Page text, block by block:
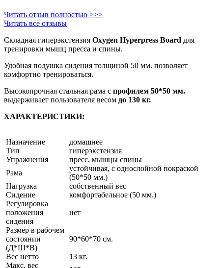
Читать отзыв полностью >>>
Читать все отзывы
Складная гиперэкстензия Oxygen Hyperpress Board для
тренировки мышц пресса и спины.
Удобная подушка сидения толщиной 50 мм. позволяет
комфортно тренироваться.
Высокопрочная стальная рама с профилем 50*50 мм.
выдерживает пользователя весом до 130 кг.
ХАРАКТЕРИСТИКИ:
Назначение
домашнее
Тип
гиперэкстензия
Упражнения
пресс, мышцы спины
Рама
устойчивая, с однослойной покраской
(50*50 мм.)
Нагрузка
собственный вес
Сидение
комфортабельное (50 мм.)
Регулировка
положения
сидения
нет
Размер в рабочем
состоянии
(Д*Ш*В)
90*60*70 см.
Вес нетто
13 кг.
Макс. вес